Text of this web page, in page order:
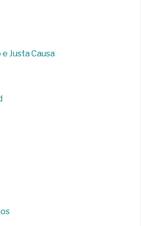
e Justa Causa